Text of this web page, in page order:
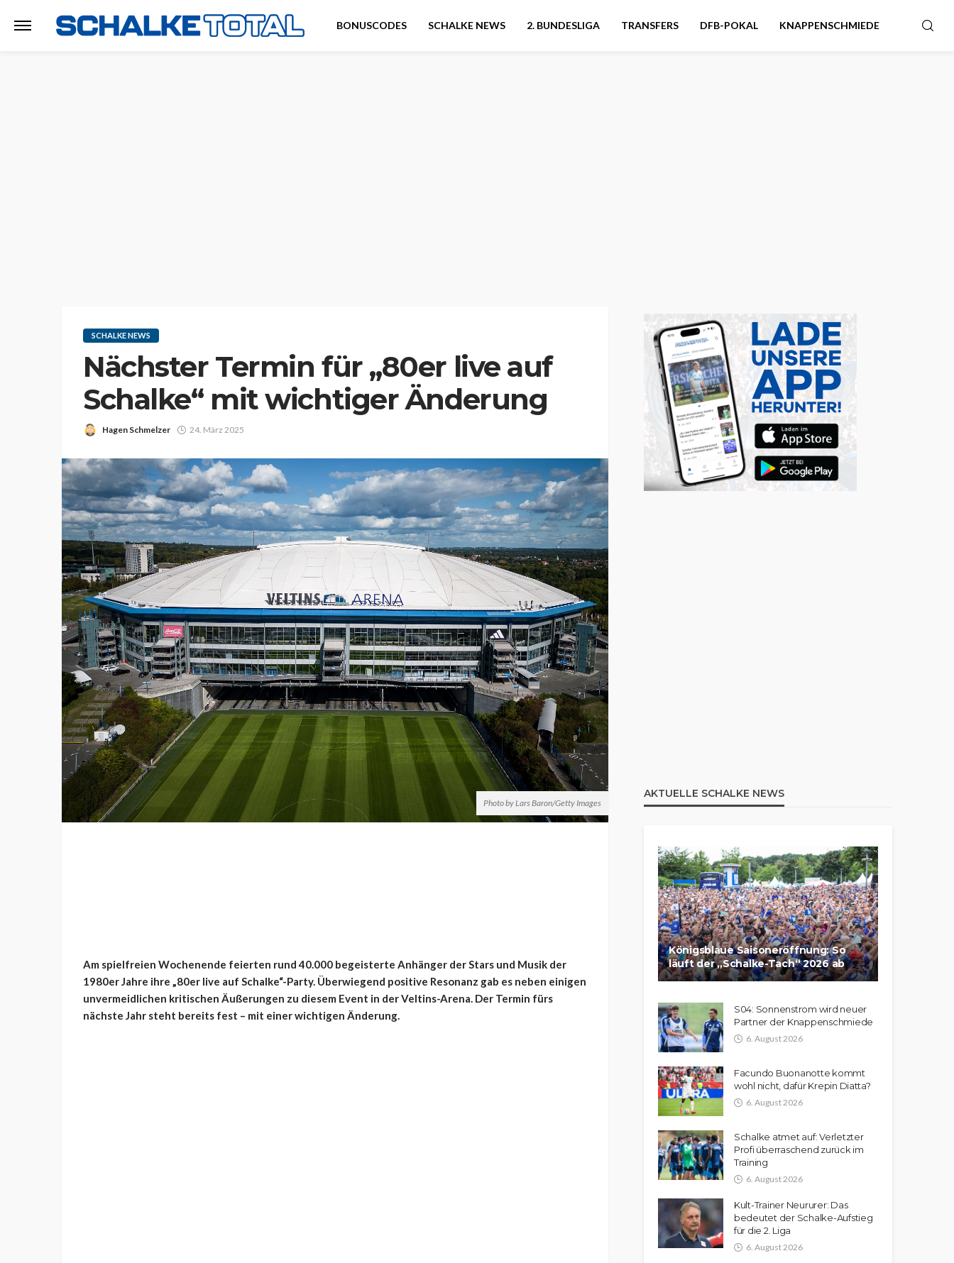
BONUSCODES SCHALKE NEWS 2. BUNDESLIGA TRANSFERS DFB-POKAL KNAPPENSCHMIEDE
SCHALKE NEWS
Nächster Termin für „80er live auf
Schalke“ mit wichtiger Änderung
Hagen Schmelzer 24. März 2025
Photo by Lars Baron/Getty Images
Am spielfreien Wochenende feierten rund 40.000 begeisterte Anhänger der Stars und Musik der
1980er Jahre ihre „80er live auf Schalke“-Party. Überwiegend positive Resonanz gab es neben einigen
unvermeidlichen kritischen Äußerungen zu diesem Event in der Veltins-Arena. Der Termin fürs
nächste Jahr steht bereits fest – mit einer wichtigen Änderung.
AKTUELLE SCHALKE NEWS
Königsblaue Saisoneröffnung: So
läuft der „Schalke-Tach“ 2026 ab
S04: Sonnenstrom wird neuer
Partner der Knappenschmiede
6. August 2026
Facundo Buonanotte kommt
wohl nicht, dafür Krepin Diatta?
6. August 2026
Schalke atmet auf: Verletzter
Profi überraschend zurück im
Training
6. August 2026
Kult-Trainer Neururer: Das
bedeutet der Schalke-Aufstieg
für die 2. Liga
6. August 2026